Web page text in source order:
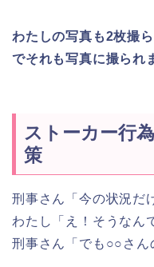
わたしの写真も2枚撮
でそれも写真に撮られ
ストーカー行
策
刑事さん「今の状況だ
わたし「え！そうなん
刑事さん「でも○○さん